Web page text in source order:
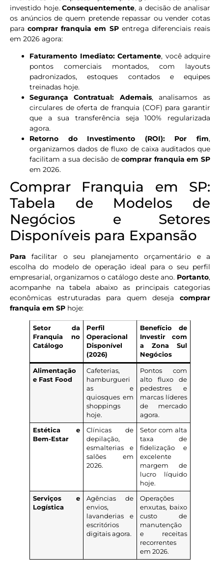
investido hoje.Consequentemente, a decisão de analisar
os anúncios de quem pretende repassar ou vender cotas
paracomprar franquia em SPentrega diferenciais reais
em 2026 agora:
Faturamento Imediato: Certamente, você adquire
pontos comerciais montados, com layouts
padronizados, estoques contados e equipes
treinadas hoje.
Segurança Contratual:
Ademais, analisamos as
circulares de oferta de franquia (COF) para garantir
que a sua transferência seja 100% regularizada
agora.
Retorno do Investimento (ROI):
Por fim,
organizamos dados de fluxo de caixa auditados que
facilitam a sua decisão decomprar franquia em SP
em 2026.
Comprar Franquia em SP:
Tabela de Modelos de
Negócios e Setores
Disponíveis para Expansão
Para facilitar o seu planejamento orçamentário e a
escolha do modelo de operação ideal para o seu perfil
empresarial, organizamos o catálogo deste ano. Portanto,
acompanhe na tabela abaixo as principais categorias
econômicas estruturadas para quem deseja comprar
franquia em SP hoje:
Setor da
Franquia no
Catálogo
Perfil
Operacional
Disponível
(2026)
Benefício de
Investir com
a Zona Sul
Negócios
Alimentação
e Fast Food
Cafeterias,
hamburgueri
as e
quiosques em
shoppings
hoje.
Pontos com
alto fluxo de
pedestres e
marcas líderes
de mercado
agora.
Estética e
Bem-Estar
Clínicas de
depilação,
esmalterias e
salões em
2026.
Setor com alta
taxa de
fidelização e
excelente
margem de
lucro líquido
hoje.
Serviços e
Logística
Agências de
envios,
lavanderias e
escritórios
digitais agora.
Operações
enxutas, baixo
custo de
manutenção
e receitas
recorrentes
em 2026.